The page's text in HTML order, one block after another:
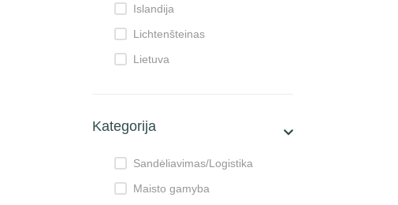
Islandija
Lichtenšteinas
Lietuva
Kategorija
Sandėliavimas/Logistika
Maisto gamyba